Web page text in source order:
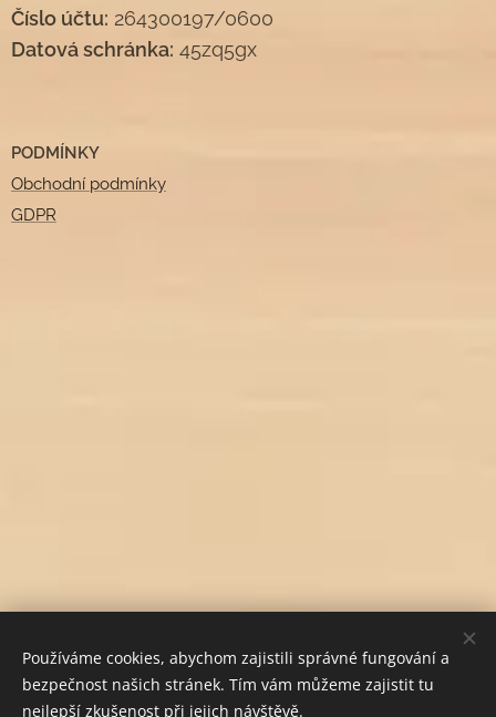
Číslo účtu: 264300197/0600
Datová schránka: 45zq5gx
PODMÍNKY
Obchodní podmínky
GDPR
Používáme cookies, abychom zajistili správné fungování a
bezpečnost našich stránek. Tím vám můžeme zajistit tu
nejlepší zkušenost při jejich návštěvě.